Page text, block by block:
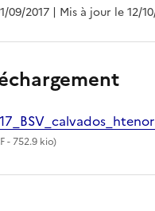
09/2017 | Mis à jour le 12/
- 752.9 kio)